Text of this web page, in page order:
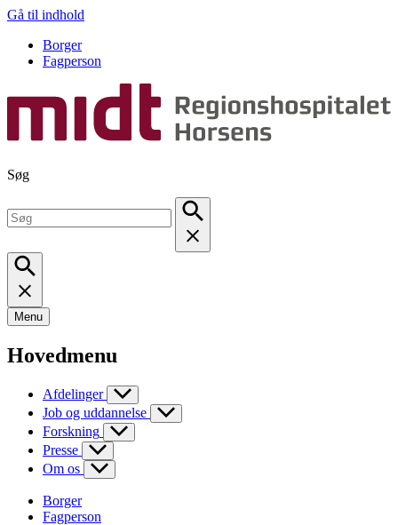
Gå til indhold
Borger
Fagperson
Søg
Menu
Hovedmenu
Afdelinger
Job og uddannelse
Forskning
Presse
Om os
Borger
Fagperson